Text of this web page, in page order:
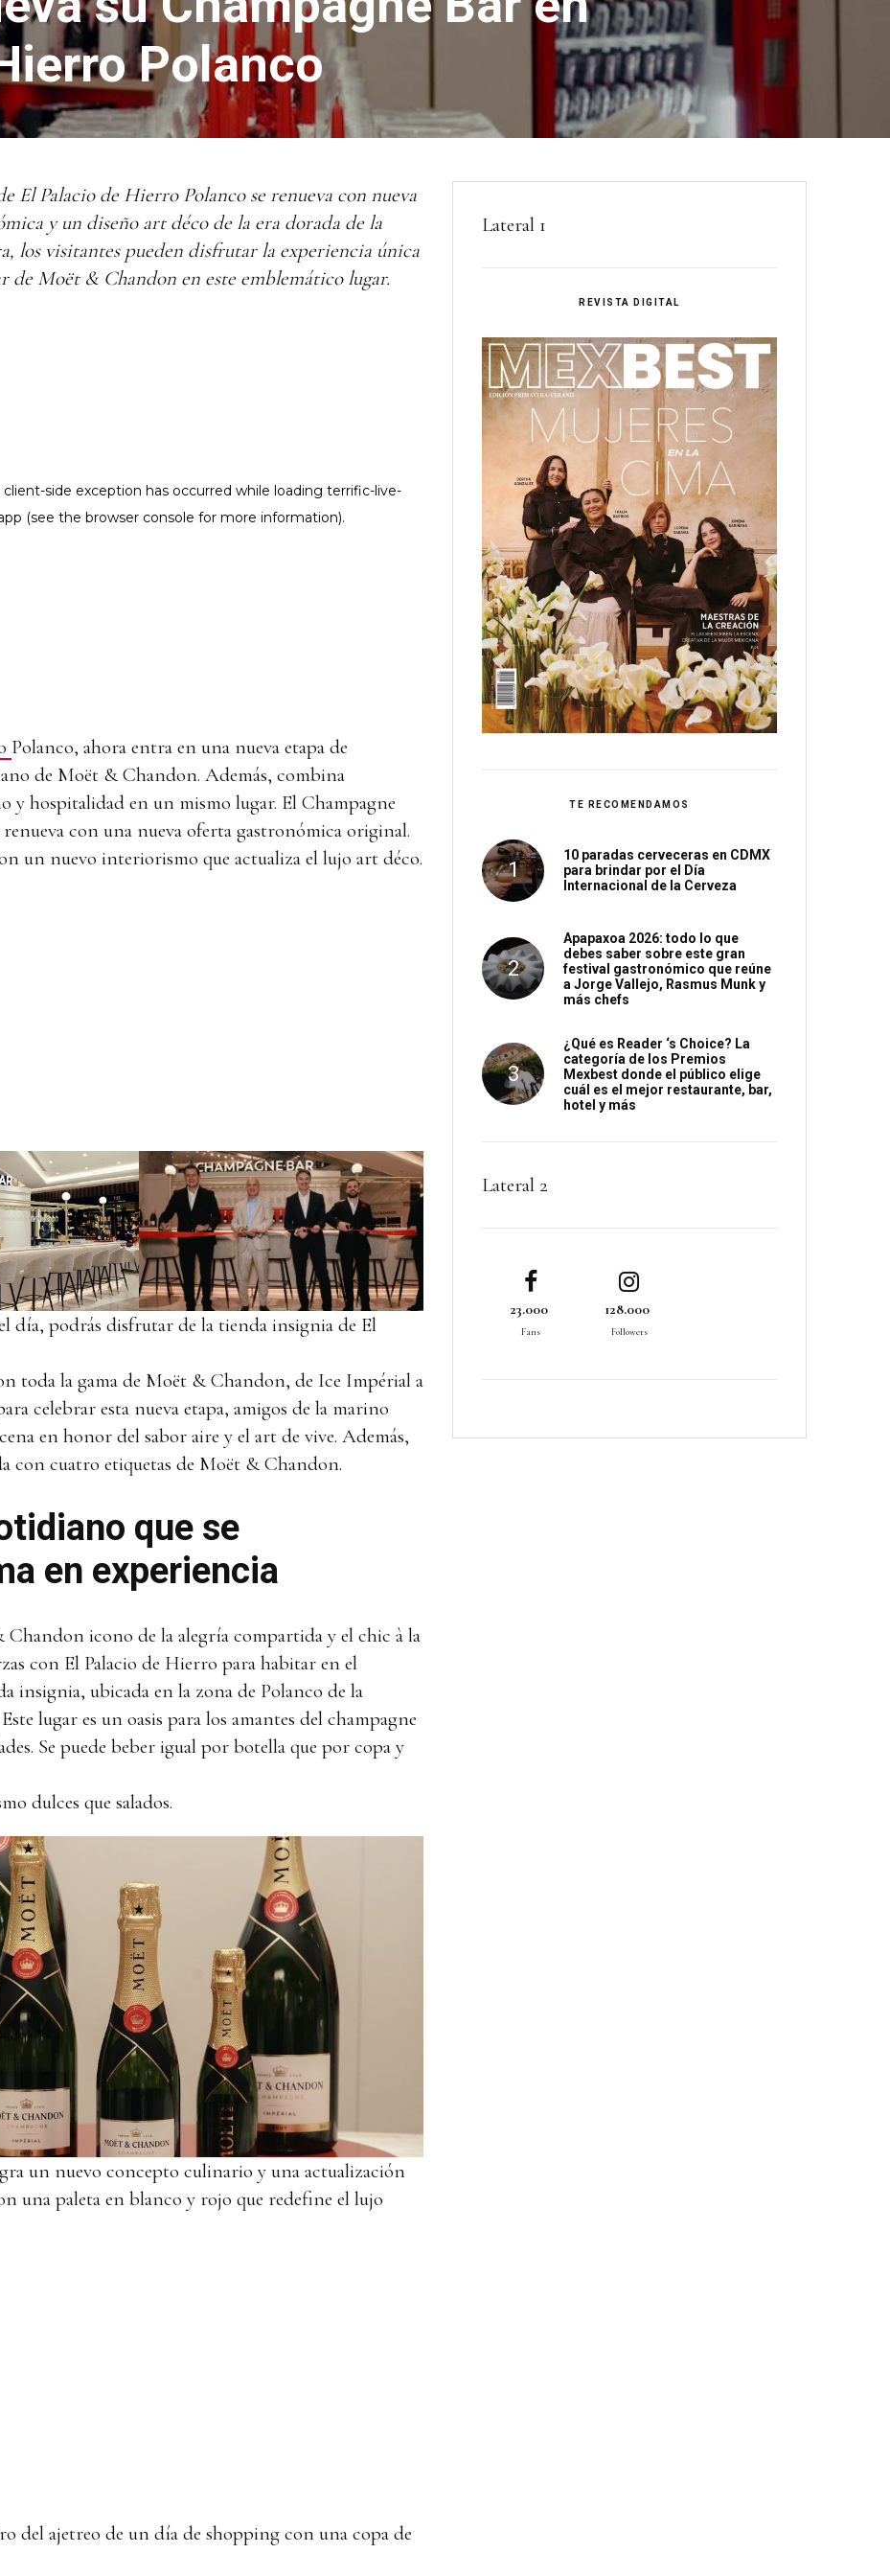
Polanco
El Palacio de Hierro Polanco se renueva con nueva
y un diseño art déco de la era dorada de la
los visitantes pueden disfrutar la experiencia única
de Moët & Chandon en este emblemático lugar.
Polanco, ahora entra en una nueva etapa de
de Moët & Chandon. Además, combina
y hospitalidad en un mismo lugar. El Champagne
renueva con una nueva oferta gastronómica original.
un nuevo interiorismo que actualiza el lujo art déco.
día, podrás disfrutar de la tienda insignia de El
toda la gama de Moët & Chandon, de Ice Impérial a
celebrar esta nueva etapa, amigos de la marino
en honor del sabor aire y el art de vive. Además,
con cuatro etiquetas de Moët & Chandon.
que se
en experiencia
Chandon icono de la alegría compartida y el chic à la
con El Palacio de Hierro para habitar en el
insignia, ubicada en la zona de Polanco de la
lugar es un oasis para los amantes del champagne
Se puede beber igual por botella que por copa y
dulces que salados.
un nuevo concepto culinario y una actualización
una paleta en blanco y rojo que redefine el lujo
del ajetreo de un día de shopping con una copa de
Lateral 1
REVISTA DIGITAL
TE RECOMENDAMOS
10 paradas cerveceras en CDMX
para brindar por el Día
Internacional de la Cerveza
Apapaxoa 2026: todo lo que
debes saber sobre este gran
festival gastronómico que reúne
a Jorge Vallejo, Rasmus Munk y
más chefs
¿Qué es Reader ‘s Choice? La
categoría de los Premios
Mexbest donde el público elige
cuál es el mejor restaurante, bar,
hotel y más
Lateral 2
23.000
Fans
128.000
Followers